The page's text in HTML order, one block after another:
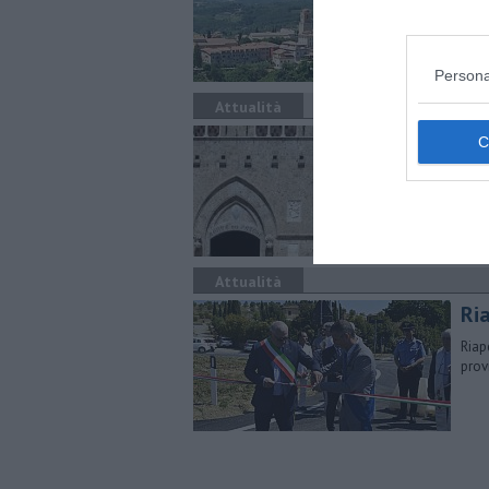
Attualità
Attualità